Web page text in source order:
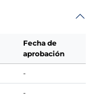
Fecha de
aprobación
-
-